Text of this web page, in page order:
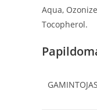
Aqua,
Tocopherol.
GAMINTOJAS